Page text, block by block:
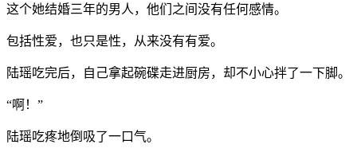
这个她结婚三年的男人，他们之间没有任何感情。
包括性爱，也只是性，从来没有有爱。
陆瑶吃完后，自己拿起碗碟走进厨房，却不小心拌了一下脚。
“啊！”
陆瑶吃疼地倒吸了一口气。